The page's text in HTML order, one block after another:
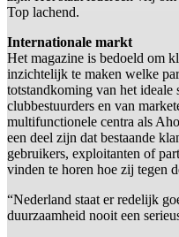
Top lachend.
Internationale markt
Het magazine is bedoeld om
inzichtelijk te maken welke
totstandkoming van het ideale
clubbestuurders en van
multifunctionele centra als
een deel zijn dat bestaande
gebruikers, exploitanten of
vinden te horen hoe zij tegen
“Nederland staat er redelijk
duurzaamheid nooit een